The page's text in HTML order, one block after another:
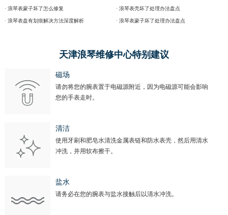
· 浪琴表蒙子坏了怎么修复
· 浪琴表盘有划痕解决方法深度解析
· 浪琴表壳坏了处理办法盘点
· 浪琴表蒙子坏了处理办法盘点
天津浪琴维修中心特别建议
磁场
请勿将您的腕表置于电磁源附近，因为电磁源可能会影响
您的手表走时。
清洁
使用牙刷和肥皂水清洗金属表链和防水表壳，然后用清水
冲洗，并用软布擦干。
盐水
请务必在您的腕表与盐水接触后以清水冲洗。